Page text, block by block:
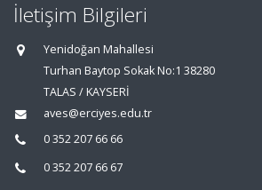
İletişim Bilgileri
Yenidoğan Mahallesi
Turhan Baytop Sokak No:1 38280
TALAS / KAYSERİ
aves@erciyes.edu.tr
0 352 207 66 66
0 352 207 66 67